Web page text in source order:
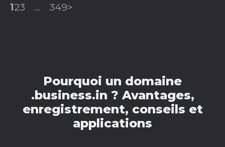
123 ... 349>
Pourquoi un domaine
.business.in ? Avantages,
enregistrement, conseils et
applications